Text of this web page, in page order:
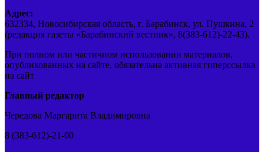
Адрес:
632334, Новосибирская область, г. Барабинск, ул. Пушкина, 2
(редакция газеты «Барабинский вестник», 8(383-612)-22-43).
При полном или частичном использовании материалов,
опубликованных на сайте, обязательна активная гиперссылка
на сайт
Главный редактор
Чередова Маргарита Владимировна
8 (383-612)-21-00